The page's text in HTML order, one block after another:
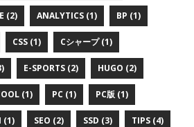
(2) ANALYTICS (1) BP (1)
CSS (1) Cシャープ (1)
E-SPORTS (2) HUGO (2)
(1) PC (1) PC版 (1)
(1) SEO (2) SSD (3) TIPS (4)